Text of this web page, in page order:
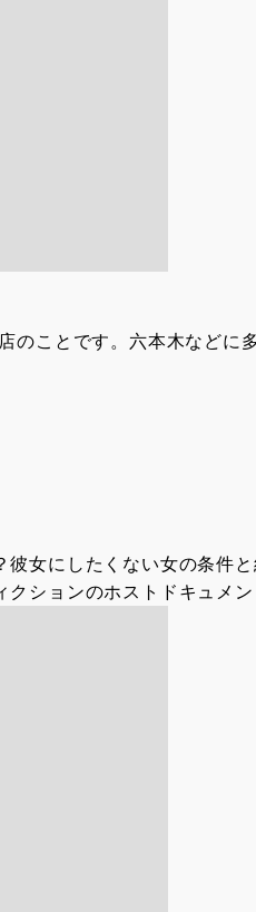
のことです。六本木などに
彼女にしたくない女の条件
クションのホストドキュメ